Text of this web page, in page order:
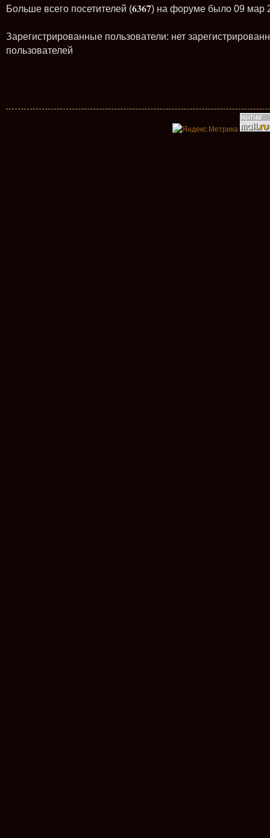
Больше всего посетителей (6367) на форуме было 09 мар
Зарегистрированные пользователи: нет
пользователей